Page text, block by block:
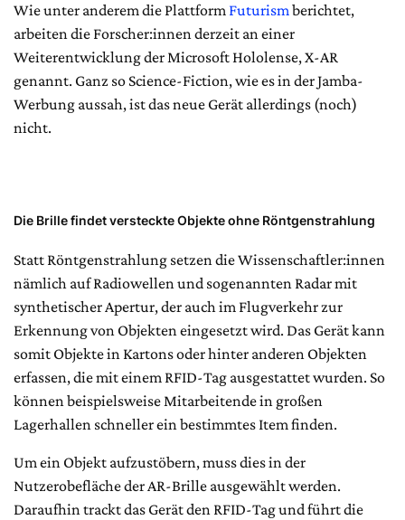
Wie unter anderem die Plattform Futurismberichtet,
arbeiten die Forscher:innen derzeit an einer
Weiterentwicklung der Microsoft Hololense, X-AR
genannt. Ganz so Science-Fiction, wie es in der Jamba-
Werbung aussah, ist das neue Gerät allerdings (noch)
nicht.
Die Brille findet versteckte Objekte ohne Röntgenstrahlung
Statt Röntgenstrahlung setzen die Wissenschaftler:innen
nämlich auf Radiowellen und sogenannten Radar mit
synthetischer Apertur, der auch im Flugverkehr zur
Erkennung von Objekten eingesetzt wird. Das Gerät kann
somit Objekte in Kartons oder hinter anderen Objekten
erfassen, die mit einem RFID-Tag ausgestattet wurden. So
können beispielsweise Mitarbeitende in großen
Lagerhallen schneller ein bestimmtes Item finden.
Um ein Objekt aufzustöbern, muss dies in der
Nutzerobefläche der AR-Brille ausgewählt werden.
Daraufhin trackt das Gerät den RFID-Tag und führt die